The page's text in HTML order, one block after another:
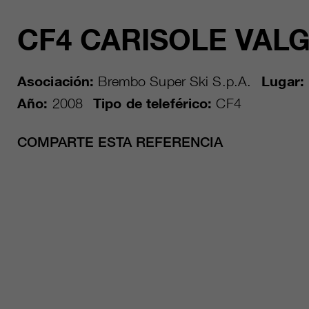
CF4 CARISOLE
Asociación: Brembo Super Ski S.p.A. Lugar:
Año: 2008 Tipo de teleférico: CF4
COMPARTE ESTA REFERENCIA